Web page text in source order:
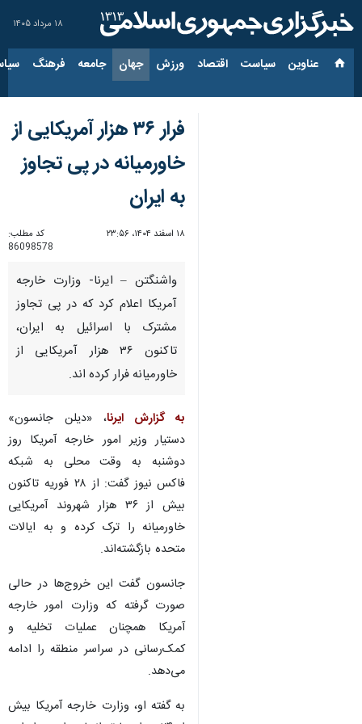
۱۸ مرداد ۱۴۰۵
عناوین‌ سیاست اقتصاد ورزش جهان جامعه فرهنگ
فرار ۳۶ هزار آمریکایی از
خاورمیانه در پی تجاوز
به ایران
۱۸ اسفند ۱۴۰۴، ۲۳:۵۶
کد مطلب:
86098578
واشنگتن – ایرنا- وزارت خارجه
آمریکا اعلام کرد که در پی تجاوز
مشترک با اسرائیل به ایران،
تاکنون ۳۶ هزار آمریکایی از
خاورمیانه فرار کرده اند.
به گزارش ایرنا، «دیلن جانسون»
دستیار وزیر امور خارجه آمریکا روز
دوشنبه به وقت محلی به شبکه
فاکس نیوز گفت: از ۲۸ فوریه تاکنون
بیش از ۳۶ هزار شهروند آمریکایی
خاورمیانه را ترک کرده و به ایالات
متحده بازگشته‌اند.
جانسون گفت این خروج‌ها در حالی
صورت گرفته که وزارت امور خارجه
آمریکا همچنان عملیات تخلیه و
کمک‌رسانی در سراسر منطقه را ادامه
می‌دهد.
به گفته او، وزارت خارجه آمریکا بیش